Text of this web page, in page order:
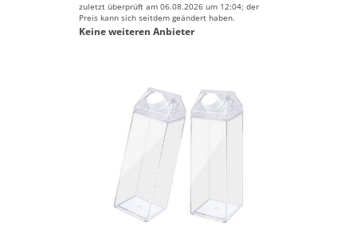
zuletzt überprüft am 06.08.2026 um 12:04; der
Preis kann sich seitdem geändert haben.
Keine weiteren Anbieter